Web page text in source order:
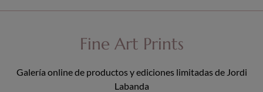
Fine Art Prints
Galería online de productos y ediciones limitadas de Jordi
Labanda